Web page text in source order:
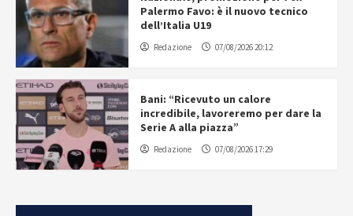
Palermo Favo: è il nuovo tecnico
dell’Italia U19
Redazione 07/08/2026 20:12
Bani: “Ricevuto un calore
incredibile, lavoreremo per dare la
Serie A alla piazza”
Redazione 07/08/2026 17:29